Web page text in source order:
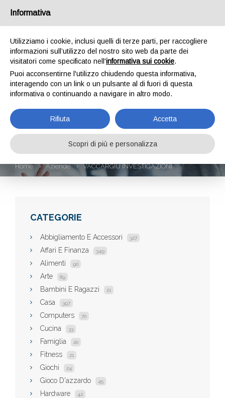
VACCARGIU
INVESTIGAZIONI
Home Aziende VACCARGIU INVESTIGAZIONI
CATEGORIE
Abbigliamento E Accessori 327
Affari E Finanza 349
Alimenti 90
Arte 89
Bambini E Ragazzi 21
Casa 397
Computers 70
Cucina 33
Famiglia 20
Fitness 21
Giochi 24
Gioco D'azzardo 45
Hardware 42
Informativa
Utilizziamo i cookie, inclusi quelli di terze parti, per raccogliere
informazioni sull’utilizzo del nostro sito web da parte dei
visitatori come specificato nell'informativa sui cookie.
Puoi acconsentirne l'utilizzo chiudendo questa informativa,
interagendo con un link o un pulsante al di fuori di questa
informativa o continuando a navigare in altro modo.
Rifiuta Accetta
Scopri di più e personalizza